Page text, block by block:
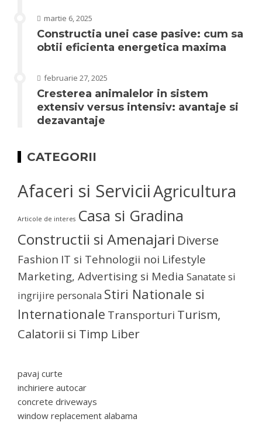
martie 6, 2025
Constructia unei case pasive: cum sa
obtii eficienta energetica maxima
februarie 27, 2025
Cresterea animalelor in sistem
extensiv versus intensiv: avantaje si
dezavantaje
CATEGORII
Afaceri si ServiciiAgricultura
Articole de interes Casa si Gradina
Constructii si Amenajari Diverse
Fashion IT si Tehnologii noi Lifestyle
Marketing, Advertising si Media Sanatate si
ingrijire personala Stiri Nationale si
Internationale Transporturi Turism,
Calatorii si Timp Liber
pavaj curte
inchiriere autocar
concrete driveways
window replacement alabama